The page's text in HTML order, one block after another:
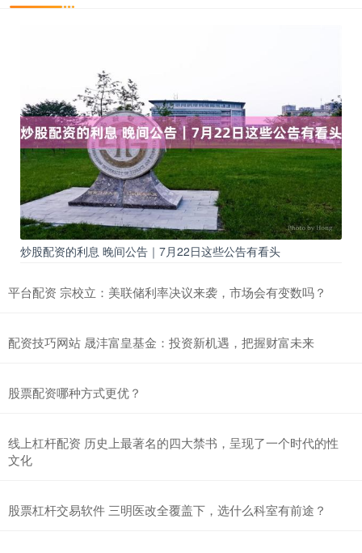
炒股配资的利息 晚间公告｜7月22日这些公告有看头
平台配资 宗校立：美联储利率决议来袭，市场会有变数吗？
配资技巧网站 晟沣富皇基金：投资新机遇，把握财富未来
股票配资哪种方式更优？
线上杠杆配资 历史上最著名的四大禁书，呈现了一个时代的性
文化
股票杠杆交易软件 三明医改全覆盖下，选什么科室有前途？